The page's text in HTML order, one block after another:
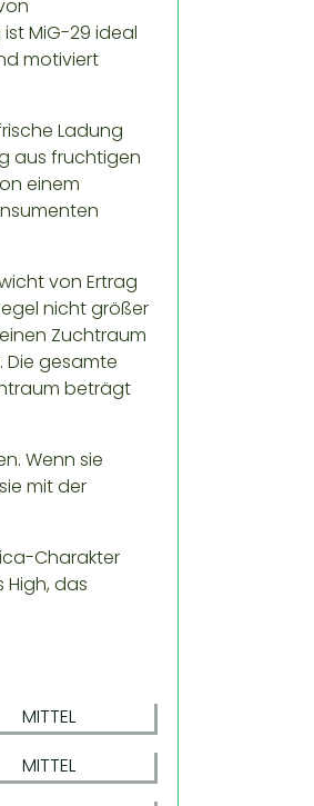
MiG-29 ideal
motiviert
Ladung
aus fruchtigen
einem
von Ertrag
nicht größer
Zuchtraum
Die gesamte
beträgt
Wenn sie
mit der
Charakter
das
MITTEL
MITTEL